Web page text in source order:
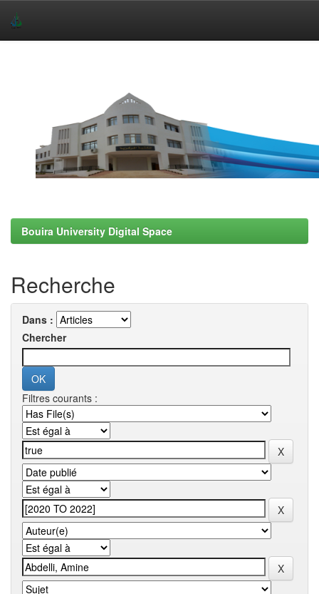
Bouira University Digital Space
Recherche
Dans :
Chercher
Filtres courants :